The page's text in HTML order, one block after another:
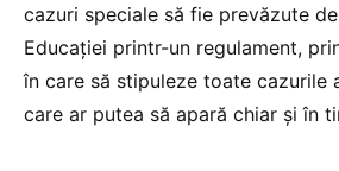
cazuri speciale să fie prevăzute
Educației printr-un regulament,
în care să stipuleze toate cazurile
care ar putea să apară chiar și în